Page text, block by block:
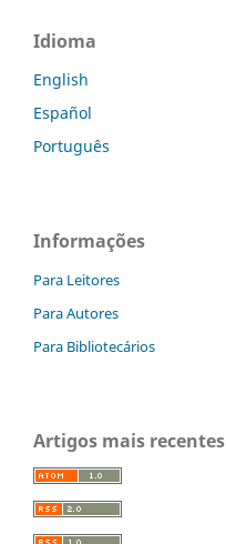
Idioma
English
Español
Português
Informações
Para Leitores
Para Autores
Para Bibliotecários
Artigos mais recentes